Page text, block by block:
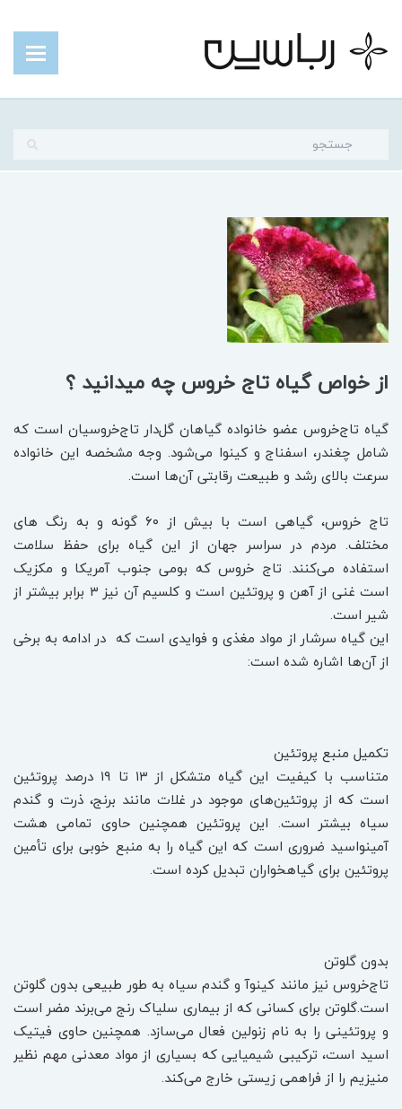
از خواص گیاه تاج خروس چه میدانید ؟
گیاه تاج‌خروس عضو خانواده گیاهان گل‌دار تاج‌خروسیان است که
شامل چغندر، اسفناج و کینوا می‌شود. وجه مشخصه این خانواده
سرعت ‌بالای رشد و طبیعت رقابتی آن‌ها است.
تاج خروس، گیاهی است با بیش از ۶۰ گونه و به رنگ های
مختلف. مردم در سراسر جهان از این گیاه برای حفظ سلامت
استفاده می‌کنند. تاج خروس که بومی جنوب آمریکا و مکزیک
است غنی از آهن و پروتئین است و کلسیم آن نیز ۳ برابر بیشتر از
شیر است.
این گیاه سرشار از مواد مغذی و فوایدی است که در ادامه به برخی
از آن‌ها اشاره شده است:
تکمیل منبع پروتئین
متناسب با کیفیت این گیاه متشکل از ۱۳ تا ۱۹ درصد پروتئین
است که از پروتئین‌های موجود در غلات مانند برنج، ذرت و گندم‌
سیاه بیشتر است. این پروتئین همچنین حاوی تمامی هشت
آمینواسید ضروری است که این گیاه را به منبع خوبی برای تأمین
پروتئین برای گیاهخواران تبدیل کرده است.
بدون گلوتن
تاج‌خروس نیز مانند کینوآ و گندم سیاه به طور طبیعی بدون گلوتن
است.گلوتن برای کسانی که از بیماری سلیاک رنج می‌برند مضر است
و پروتئینی را به نام زنولین فعال می‌سازد. همچنین حاوی فیتیک
اسید است، ترکیبی شیمیایی که بسیاری از مواد معدنی مهم نظیر
منیزیم را از فراهمی زیستی خارج می‌کند.